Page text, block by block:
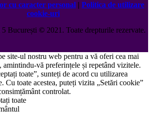
cu caracter personal | Politica de utilizare
cookie-uri
București ©️2021. Toate drepturile rezervate.
site-ul nostru web pentru a vă oferi cea mai
amintindu-vă preferințele și repetând vizitele.
toate”, sunteți de acord cu utilizarea
toate acestea, puteți vizita „Setări cookie”
controlat.
toate